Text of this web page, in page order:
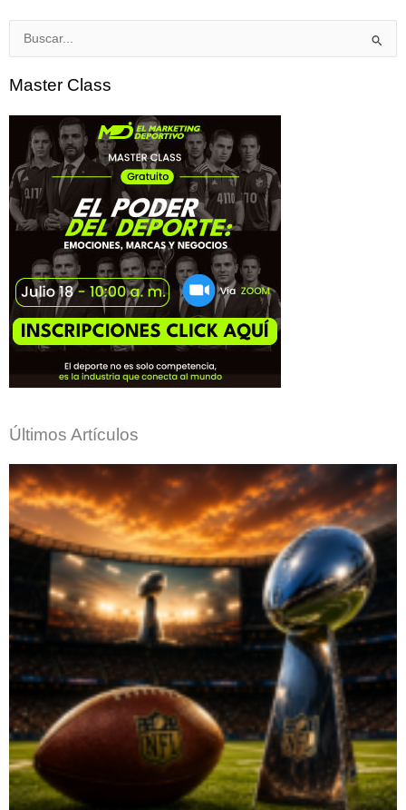
Buscar
Master Class
Últimos Artículos